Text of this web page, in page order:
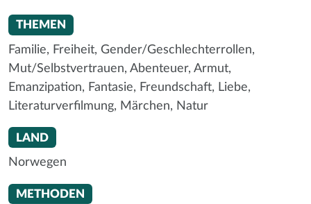
THEMEN
Familie, Freiheit, Gender/Geschlechterrollen,
Mut/Selbstvertrauen, Abenteuer, Armut,
Emanzipation, Fantasie, Freundschaft, Liebe,
Literaturverfilmung, Märchen, Natur
LAND
Norwegen
METHODEN